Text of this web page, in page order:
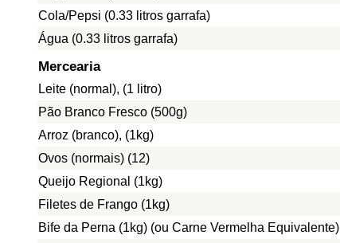
Cola/Pepsi (0.33 litros garrafa)
Água (0.33 litros garrafa)
Mercearia
Leite (normal), (1 litro)
Pão Branco Fresco (500g)
Arroz (branco), (1kg)
Ovos (normais) (12)
Queijo Regional (1kg)
Filetes de Frango (1kg)
Bife da Perna (1kg) (ou Carne Vermelha Equivalente)